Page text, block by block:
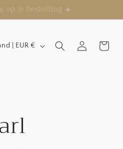
Klarna
Nederland | EUR € InloggenWinkelwagen